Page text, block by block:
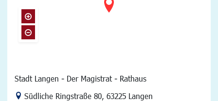
Stadt Langen - Der Magistrat - Rathaus
Link zur Google-Maps Navigation
Südliche Ringstraße 80, 63225 Langen